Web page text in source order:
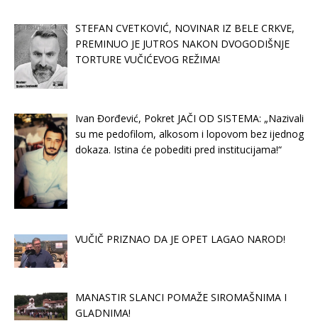
STEFAN CVETKOVIĆ, NOVINAR IZ BELE CRKVE,
PREMINUO JE JUTROS NAKON DVOGODIŠNJE
TORTURE VUČIĆEVOG REŽIMA!
Ivan Đorđević, Pokret JAČI OD SISTEMA: „Nazivali
su me pedofilom, alkosom i lopovom bez ijednog
dokaza. Istina će pobediti pred institucijama!“
VUČIČ PRIZNAO DA JE OPET LAGAO NAROD!
MANASTIR SLANCI POMAŽE SIROMAŠNIMA I
GLADNIMA!